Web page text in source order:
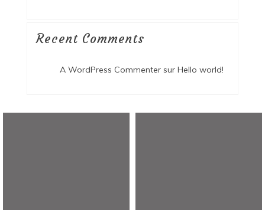
Recent Comments
A WordPress Commentersur Hello world!